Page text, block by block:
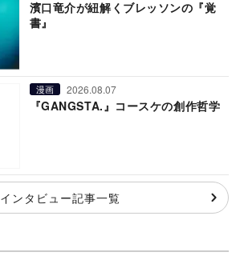
濱口竜介が紐解くブレッソンの『覚
書』
漫画 2026.08.07
『GANGSTA.』コースケの創作哲学
インタビュー記事一覧